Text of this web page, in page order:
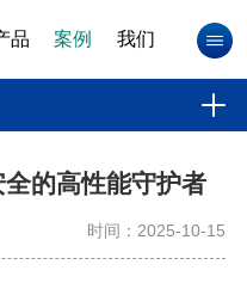
品 案例 我们
的高性能守护者
时间：2025-10-15